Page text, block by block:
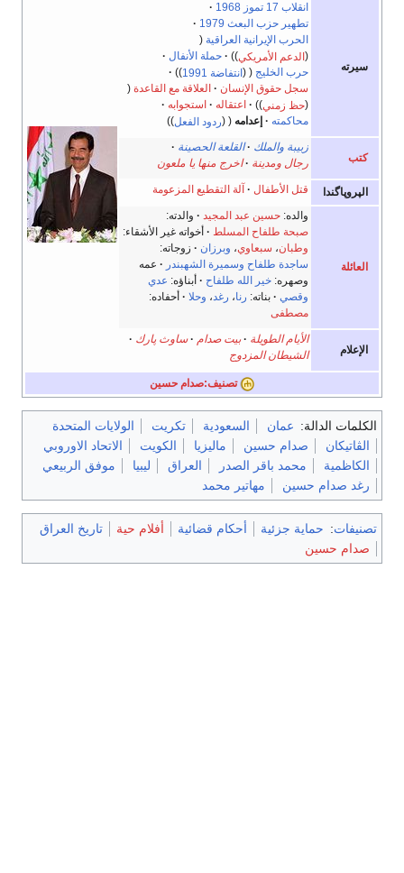
سيرته
انقلاب 17 تموز 1968
تطهير حزب البعث 1979
الحرب الإيرانية العراقية
الدعم الأمريكي
حملة الأنفال
حرب الخليج
انتفاضة 1991
سجل حقوق الإنسان
العلاقة مع القاعدة
حظ زمني
اعتقاله
استجوابه
محاكمته
إعدامه ردود الفعل
كتب
زبيبة والملك
القلعة الحصينة
رجال ومدينة
اخرج منها يا ملعون
الپروپاگندا قتل الأطفال آلة التقطيع المزعومة
العائلة
والده:حسين عبد المجيد
والدته:
صبحة طلفاح المسلط
أخواته غير الأشقاء:
وطبان، سبعاوي، وبرزان
زوجاته:
ساجدة طلفاح وسميرة الشهبندر
عمه
وصهره:خير الله طلفاح أبناؤه: عدي
وقصي
بناته: رنا، رغد، وحلا
أحفاده:
مصطفى
الإعلام
الأيام الطويلة بيت صدام
ساوث پارك
الشيطان المزدوج
تصنيف:صدام حسين
الكلمات الدالة: عمان السعودية تكريت
الولايات المتحدة
الڤاتيكان
صدام حسين ماليزيا الكويت
الاتحاد الاوروبي
الكاظمية
محمد باقر الصدر العراق ليبيا
موفق الربيعي
رغد صدام حسين
مهاتير محمد
تصنيفات: حماية جزئية أحكام قضائية أفلام حية
تاريخ العراق
صدام حسين